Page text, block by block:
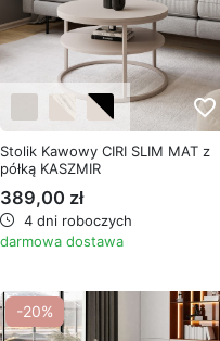
favorite_border
Stolik Kawowy CIRI SLIM MAT z
półką KASZMIR
389,00 zł
4 dni roboczych
darmowa dostawa
-20%